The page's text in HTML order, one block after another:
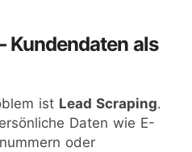
Kundendaten als
ist Lead Scraping.
Daten wie E-
oder